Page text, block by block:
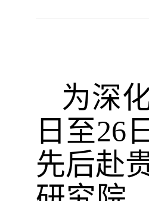
为深
日至26
先后赴